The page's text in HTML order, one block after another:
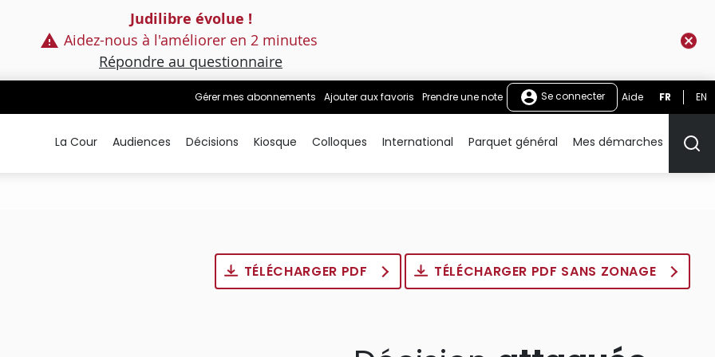
Judilibre évolue !
Aidez-nous à l'améliorer en 2 minutes
Répondre au questionnaire
Gérer mes abonnements Ajouter aux favoris Prendre une note Se connecter Aide FR EN
La Cour Audiences Décisions Kiosque Colloques International Parquet général Mes démarches
TÉLÉCHARGER PDF TÉLÉCHARGER PDF SANS ZONAGE